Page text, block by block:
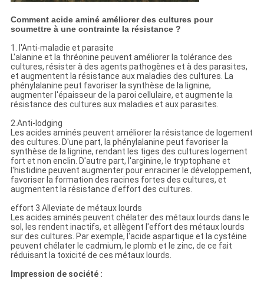
Comment acide aminé améliorer des cultures pour
soumettre à une contrainte la résistance ?
1. l'Anti-maladie et parasite
L'alanine et la thréonine peuvent améliorer la tolérance des
cultures, résister à des agents pathogènes et à des parasites,
et augmentent la résistance aux maladies des cultures. La
phénylalanine peut favoriser la synthèse de la lignine,
augmenter l'épaisseur de la paroi cellulaire, et augmente la
résistance des cultures aux maladies et aux parasites.
2.Anti-lodging
Les acides aminés peuvent améliorer la résistance de logement
des cultures. D'une part, la phénylalanine peut favoriser la
synthèse de la lignine, rendant les tiges des cultures logement
fort et non enclin. D'autre part, l'arginine, le tryptophane et
l'histidine peuvent augmenter pour enraciner le développement,
favoriser la formation des racines fortes des cultures, et
augmentent la résistance d'effort des cultures.
effort 3.Alleviate de métaux lourds
Les acides aminés peuvent chélater des métaux lourds dans le
sol, les rendent inactifs, et allègent l'effort des métaux lourds
sur des cultures. Par exemple, l'acide aspartique et la cystéine
peuvent chélater le cadmium, le plomb et le zinc, de ce fait
réduisant la toxicité de ces métaux lourds.
Impression de société :